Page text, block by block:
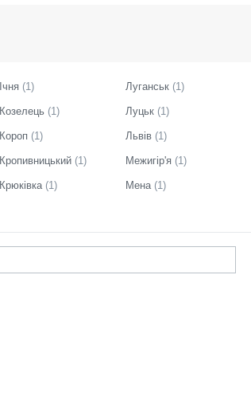
Ічня (1)
Козелець (1)
Короп (1)
Кропивницький (1)
Крюківка(1)
Луганськ (1)
Луцьк (1)
Львів (1)
Межигір'я (1)
Мена(1)